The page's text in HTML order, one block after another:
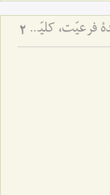
سه دلیل بر اثبات وجود ذهنی (قاعدۀ فرعیّت، کلیّت و صرف‌الحقیقة) - ردّ نظریّۀ اضافۀ متکلّمین با توسّل به ادلّۀ سه‌گانه 2